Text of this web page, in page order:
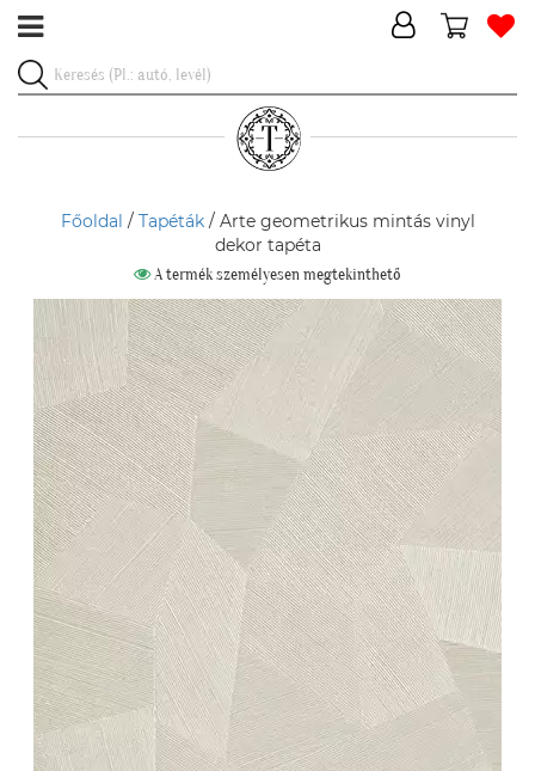
Főoldal / Tapéták/ Arte geometrikus mintás vinyl
dekor tapéta
A termék személyesen megtekinthető